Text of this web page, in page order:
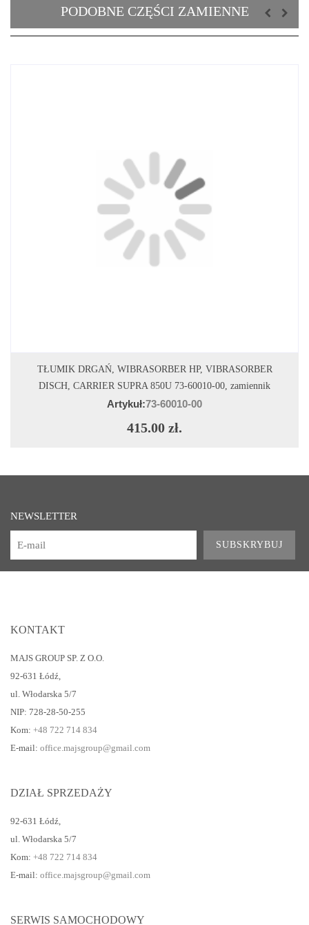
PODOBNE CZĘŚCI ZAMIENNE
DODAJ DO KOSZYKA
TŁUMIK DRGAŃ, WIBRASORBER HP, VIBRASORBER
DISCH, CARRIER SUPRA 850U 73-60010-00, zamiennik
Artykuł:73-60010-00
415.00 zł.
NEWSLETTER
SUBSKRYBUJ
KONTAKT
MAJS GROUP SP. Z O.O.
92-631 Łódź,
ul. Włodarska 5/7
NIP: 728-28-50-255
Kom: +48 722 714 834
E-mail: office.majsgroup@gmail.com
DZIAŁ SPRZEDAŻY
92-631 Łódź,
ul. Włodarska 5/7
Kom: +48 722 714 834
E-mail: office.majsgroup@gmail.com
SERWIS SAMOCHODOWY